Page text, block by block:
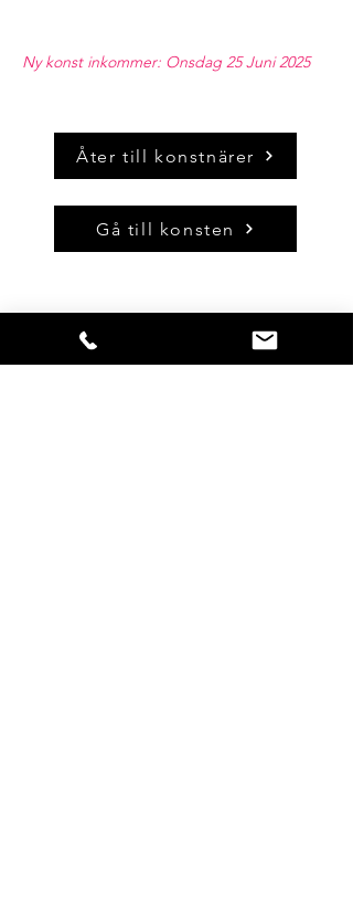
Ny konst inkommer: Onsdag 25 Juni 2025
Åter till konstnärer
Gå till konsten